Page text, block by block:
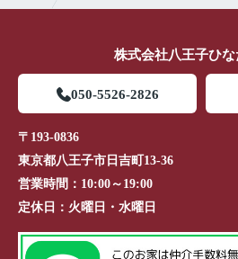
株式会社八王子ひ
050-5526-2826
〒193-0836
東京都八王子市日吉町13-36
営業時間： 10:00～19:00
定休日： 火曜日・水曜日